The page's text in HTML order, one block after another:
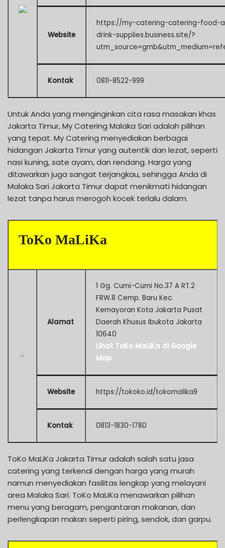
Website
https://my-catering-catering-food-
drink-supplies.business.site/?
Kontak 0811-8522-999
Untuk Anda yang menginginkan cita rasa masakan khas
Jakarta Timur, My Catering Malaka Sari adalah pilihan
yang tepat. My Catering menyediakan berbagai
hidangan Jakarta Timur yang autentik dan lezat, seperti
nasi kuning, sate ayam, dan rendang. Harga yang
ditawarkan juga sangat terjangkau, sehingga Anda di
Malaka Sari Jakarta Timur dapat menikmati hidangan
lezat tanpa harus merogoh kocek terlalu dalam.
ToKo MaLiKa
Alamat
1 Gg. Cumi-Cumi No.37 A RT.2
FRW.8 Cemp. Baru Kec.
Kemayoran Kota Jakarta Pusat
Daerah Khusus Ibukota Jakarta
10640
Lihat ToKo MaLiKa di Google
Map
Website https://tokoko.id/tokomalika9
Kontak 0813-1830-1780
ToKo MaLiKa Jakarta Timur adalah salah satu jasa
catering yang terkenal dengan harga yang murah
namun menyediakan fasilitas lengkap yang melayani
area Malaka Sari. ToKo MaLiKa menawarkan pilihan
menu yang beragam, pengantaran makanan, dan
perlengkapan makan seperti piring, sendok, dan garpu.